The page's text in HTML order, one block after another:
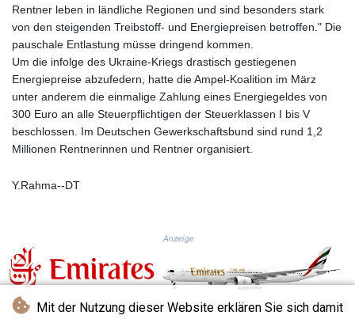
Mit der Nutzung dieser Website erklären Sie sich damit
KMF 492.015232
KRW 1639.987341
KWD 0.35682
KYD 0.960029
KZT 539.828682
LAK 26043.936302
LBP
103184.797064
LKR 386.957729
LYD 7.340045
MDL 20.044018
MGA 4952.861796
MKD 61.416684
Rentner leben in ländliche Regionen und sind besonders stark
von den steigenden Treibstoff- und Energiepreisen betroffen." Die
pauschale Entlastung müsse dringend kommen.
Um die infolge des Ukraine-Kriegs drastisch gestiegenen
Energiepreise abzufedern, hatte die Ampel-Koalition im März
unter anderem die einmalige Zahlung eines Energiegeldes von
300 Euro an alle Steuerpflichtigen der Steuerklassen I bis V
beschlossen. Im Deutschen Gewerkschaftsbund sind rund 1,2
Millionen Rentnerinnen und Rentner organisiert.
Y.Rahma--DT
Anzeige